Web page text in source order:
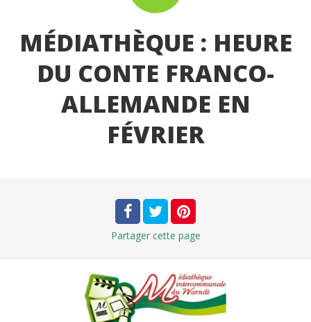
MÉDIATHÈQUE : HEURE
DU CONTE FRANCO-
ALLEMANDE EN
FÉVRIER
Partager cette page